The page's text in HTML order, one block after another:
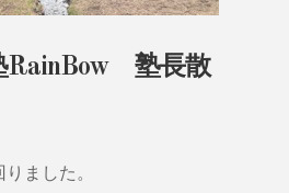
塾長散
ました。